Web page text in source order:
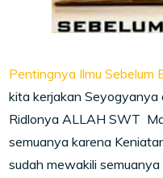
Pentingnya Ilmu Sebelum
kita kerjakan
Ridlonya ALLAH SWT
semuanya karena
sudah mewakili